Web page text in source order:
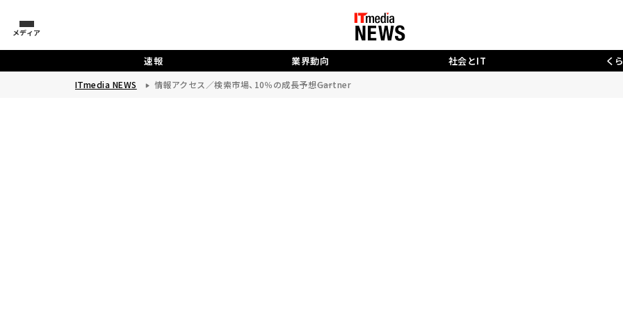
メディア
速報 業界動向 社会とIT く
ITmedia NEWS 情報アクセス／検索市場、10％の成長予想――Gartner